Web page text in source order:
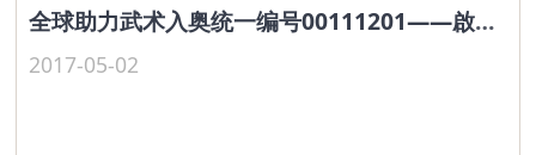
全球助力武术入奥统一编号00111201——啟绍培
2017-05-02